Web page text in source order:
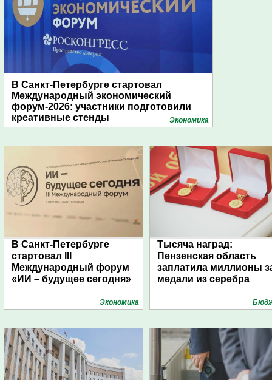
В Санкт-Петербурге стартовал
Международный экономический
форум-2026: участники подготовили
креативные стенды
Экономика
В Санкт-Петербурге
стартовал III
Международный форум
«ИИ – будущее сегодня»
Экономика
Тысяча наград:
Пензенская область
заплатила миллионы
медали из серебра